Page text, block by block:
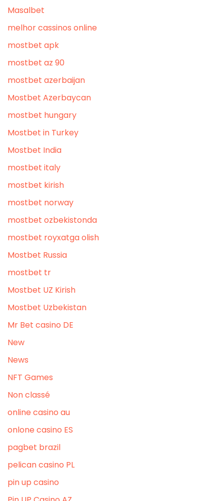
Masalbet
melhor cassinos online
mostbet apk
mostbet az 90
mostbet azerbaijan
Mostbet Azerbaycan
mostbet hungary
Mostbet in Turkey
Mostbet India
mostbet italy
mostbet kirish
mostbet norway
mostbet ozbekistonda
mostbet royxatga olish
Mostbet Russia
mostbet tr
Mostbet UZ Kirish
Mostbet Uzbekistan
Mr Bet casino DE
New
News
NFT Games
Non classé
online casino au
onlone casino ES
pagbet brazil
pelican casino PL
pin up casino